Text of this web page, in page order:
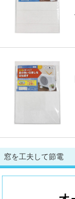
窓を工夫して節電